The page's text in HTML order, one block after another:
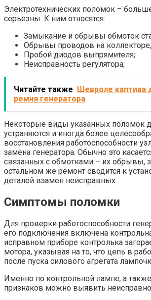
Электротехнических поломок –
серьезны. К ним относятся:
Замыкание и обрывы обмоток
Обрывы проводов на коллекторе;
Пробой диодов выпрямителя;
Неисправность регулятора;
Читайте также
Шевроле каптива
ремня генератора
Некоторые виды указанных поломок
устраняются и иногда более
восстановления работоспособности
замена генератора. Обычно это
связанных с обмотками – их обрывы,
остальном же ремонт сводится к
деталей взамен неисправных.
Симптомы поломки
Для проверки работоспособности
его подключения включена
исправном приборе контролька
мотора, указывая на то, что цепь в
после пуска силового агрегата
Именно по контрольной лампе, а
признаков можно выявить